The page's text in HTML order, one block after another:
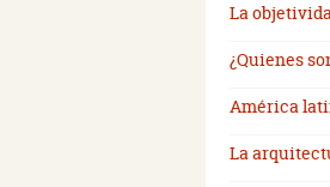
La
¿Quienes
América
La